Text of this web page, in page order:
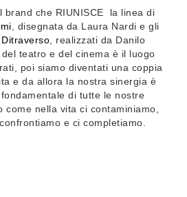
brand che RIUNISCE la linea di
, disegnata da Laura Nardi e gli
Ditraverso , realizzati da Danilo
teatro e del cinema è il luogo
poi siamo diventati una coppia
e da allora la nostra sinergia è
fondamentale di tutte le nostre
come nella vita ci contaminiamo,
e ci completiamo.